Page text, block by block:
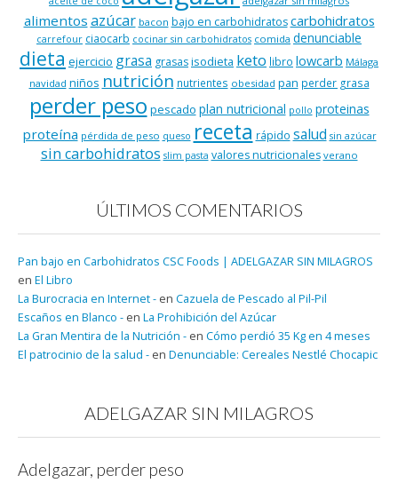
alimentos azúcar bacon bajo en carbohidratos carbohidratos
carrefour ciaocarb cocinar sin carbohidratos comida denunciable
dieta ejercicio grasa grasasisodieta keto libro lowcarb Málaga
navidad niños nutrición nutrientes obesidad pan perder grasa
perder peso pescado plan nutricional pollo proteinas
proteína pérdida de peso queso receta rápido salud sin azúcar
sin carbohidratos slim pasta valores nutricionales verano
ÚLTIMOS COMENTARIOS
Pan bajo en Carbohidratos CSC Foods | ADELGAZAR SIN MILAGROS
en El Libro
La Burocracia en Internet - en Cazuela de Pescado al Pil-Pil
Escaños en Blanco - en La Prohibición del Azúcar
La Gran Mentira de la Nutrición - en Cómo perdió 35 Kg en 4 meses
El patrocinio de la salud - en Denunciable: Cereales Nestlé Chocapic
ADELGAZAR SIN MILAGROS
Adelgazar, perder peso